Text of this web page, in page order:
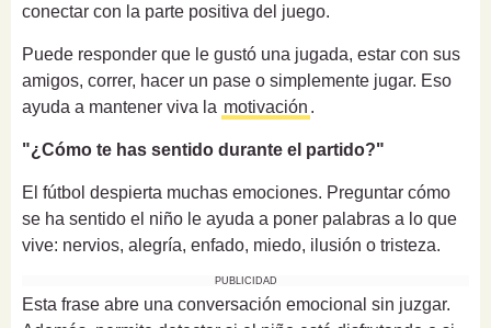
conectar con la parte positiva del juego.
Puede responder que le gustó una jugada, estar con sus
amigos, correr, hacer un pase o simplemente jugar. Eso
ayuda a mantener viva la motivación .
"¿Cómo te has sentido durante el partido?"
El fútbol despierta muchas emociones. Preguntar cómo
se ha sentido el niño le ayuda a poner palabras a lo que
vive: nervios, alegría, enfado, miedo, ilusión o tristeza.
PUBLICIDAD
Esta frase abre una conversación emocional sin juzgar.